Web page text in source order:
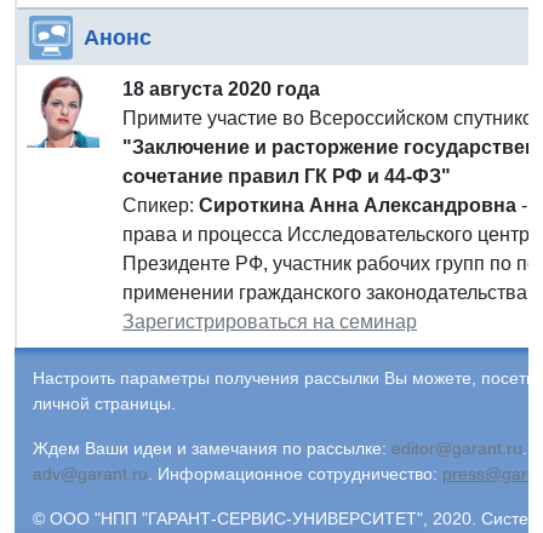
Анонс
18 августа 2020 года
Примите участие во Всероссийском
"Заключение и расторжение
сочетание правил ГК РФ и 44-ФЗ"
Спикер: Сироткина Анна Александровна -
права и процесса Исследовательского
Президенте РФ, участник рабочих групп по
применении гражданского законодательства.
Зарегистрироваться на семинар
Настроить параметры получения рассылки Вы можете,
личной страницы.
Ждем Ваши идеи и замечания по рассылке: editor@garant.ru
adv@garant.ru
Информационное сотрудничество:
© ООО "НПП "ГАРАНТ-СЕРВИС-УНИВЕРСИТЕТ", 2020. Система